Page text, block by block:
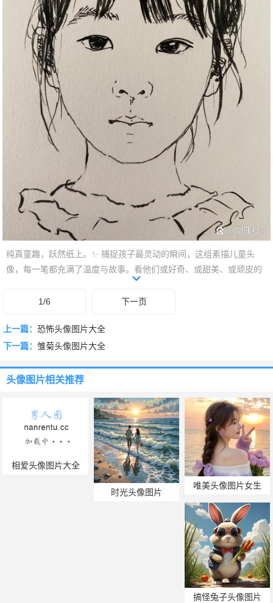
纯真童趣，跃然纸上。✨ 捕捉孩子最灵动的瞬间，这组素描儿童头
像，每一笔都充满了温度与故事。看他们或好奇、或甜美、或顽皮的
眼神，仿佛能听见银铃般的笑声。简单线条勾勒出的，是生命最初的
美好。快来感受这份治愈，让艺术点亮你的心情！
1/6 下一页
上一篇： 恐怖头像图片大全
下一篇： 雏菊头像图片大全
头像图片相关推荐
相爱头像图片大全
时光头像图片
唯美头像图片女生
搞怪兔子头像图片